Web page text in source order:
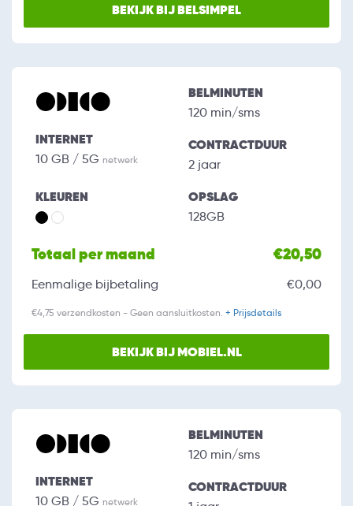
BEKIJK BIJ BELSIMPEL
INTERNET
10 GB / 5G netwerk
BELMINUTEN
120 min/sms
CONTRACTDUUR
2 jaar
KLEUREN OPSLAG
128GB
Totaal per maand €20,50
Eenmalige bijbetaling €0,00
€4,75 verzendkosten - Geen aansluitkosten. + Prijsdetails
BEKIJK BIJ MOBIEL.NL
INTERNET
10 GB / 5G netwerk
BELMINUTEN
120 min/sms
CONTRACTDUUR